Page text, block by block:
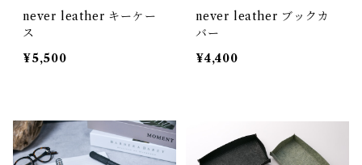
never leather キーケー
ス
¥5,500
never leather ブックカ
バー
¥4,400